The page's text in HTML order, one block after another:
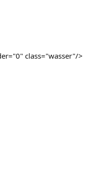
class="wasser"/>